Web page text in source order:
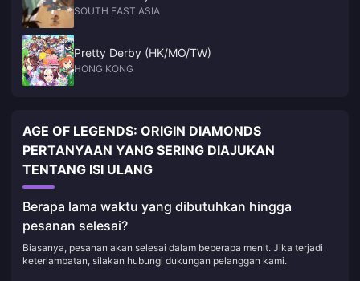
SOUTH EAST ASIA
Pretty Derby (HK/MO/TW)
HONG KONG
AGE OF LEGENDS: ORIGIN DIAMONDS
PERTANYAAN YANG SERING DIAJUKAN
TENTANG ISI ULANG
Berapa lama waktu yang dibutuhkan hingga
pesanan selesai?
Biasanya, pesanan akan selesai dalam beberapa menit. Jika terjadi
keterlambatan, silakan hubungi dukungan pelanggan kami.